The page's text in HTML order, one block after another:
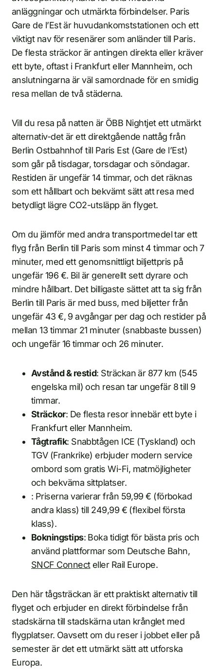
anläggningar och utmärkta förbindelser. Paris
Gare de l’Est är huvudankomststationen och ett
viktigt nav för resenärer som anländer till Paris.
De flesta sträckor är antingen direkta eller kräver
ett byte, oftast i Frankfurt eller Mannheim, och
anslutningarna är väl samordnade för en smidig
resa mellan de två städerna.
Vill du resa på natten är ÖBB Nightjet ett utmärkt
alternativ-det är ett direktgående nattåg från
Berlin Ostbahnhof till Paris Est (Gare de l’Est)
som går på tisdagar, torsdagar och söndagar.
Restiden är ungefär 14 timmar, och det räknas
som ett hållbart och bekvämt sätt att resa med
betydligt lägre CO2-utsläpp än flyget.
Om du jämför med andra transportmedel tar ett
flyg från Berlin till Paris som minst 4 timmar och 7
minuter, med ett genomsnittligt biljettpris på
ungefär 196 €. Bil är generellt sett dyrare och
mindre hållbart. Det billigaste sättet att ta sig från
Berlin till Paris är med buss, med biljetter från
ungefär 43 €, 9 avgångar per dag och restider på
mellan 13 timmar 21 minuter (snabbaste bussen)
och ungefär 16 timmar och 26 minuter.
Avstånd & restid: Sträckan är 877 km (545
engelska mil) och resan tar ungefär 8 till 9
timmar.
Sträckor: De flesta resor innebär ett byte i
Frankfurt eller Mannheim.
Tågtrafik: Snabbtågen ICE (Tyskland) och
TGV (Frankrike) erbjuder modern service
ombord som gratis Wi-Fi, matmöjligheter
och bekväma sittplatser.
: Priserna varierar från 59,99 € (förbokad
andra klass) till 249,99 € (flexibel första
klass).
Bokningstips: Boka tidigt för bästa pris och
använd plattformar som Deutsche Bahn,
SNCF Connecteller Rail Europe.
Den här tågsträckan är ett praktiskt alternativ till
flyget och erbjuder en direkt förbindelse från
stadskärna till stadskärna utan krånglet med
flygplatser. Oavsett om du reser i jobbet eller på
semester är det ett utmärkt sätt att utforska
Europa.